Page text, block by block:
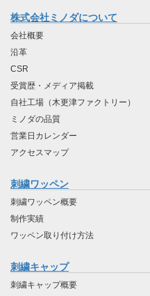
株式会社ミノダについて
会社概要
沿革
CSR
受賞歴・メディア掲載
自社工場（木更津ファクトリー）
ミノダの品質
営業日カレンダー
アクセスマップ
刺繍ワッペン
刺繍ワッペン概要
制作実績
ワッペン取り付け方法
刺繍キャップ
刺繍キャップ概要